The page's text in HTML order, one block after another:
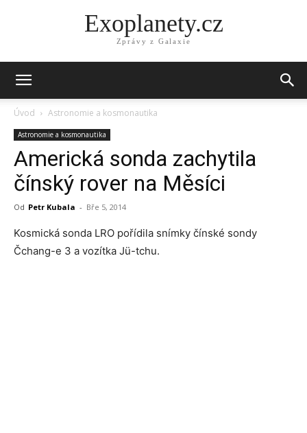
Exoplanety.cz
Zprávy z Galaxie
Úvod Astronomie a kosmonautika
Astronomie a kosmonautika
Americká sonda zachytila
čínský rover na Měsíci
Od Petr Kubala - Bře 5, 2014
Kosmická sonda LRO pořídila snímky čínské sondy
Čchang-e 3 a vozítka Jü-tchu.